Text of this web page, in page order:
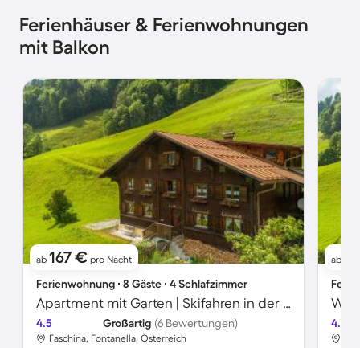
Ferienhäuser & Ferienwohnungen
mit Balkon
ab 167 € pro Nacht
Ferienwohnung ∙ 8 Gäste ∙ 4 Schlafzimmer
Apartment mit Garten | Skifahren in der Nähe
4.5 Großartig (6 Bewertungen)
Faschina, Fontanella, Österreich
ab
4.5